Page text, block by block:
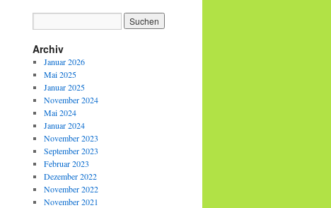
Archiv
Januar 2026
Mai 2025
Januar 2025
November 2024
Mai 2024
Januar 2024
November 2023
September 2023
Februar 2023
Dezember 2022
November 2022
November 2021